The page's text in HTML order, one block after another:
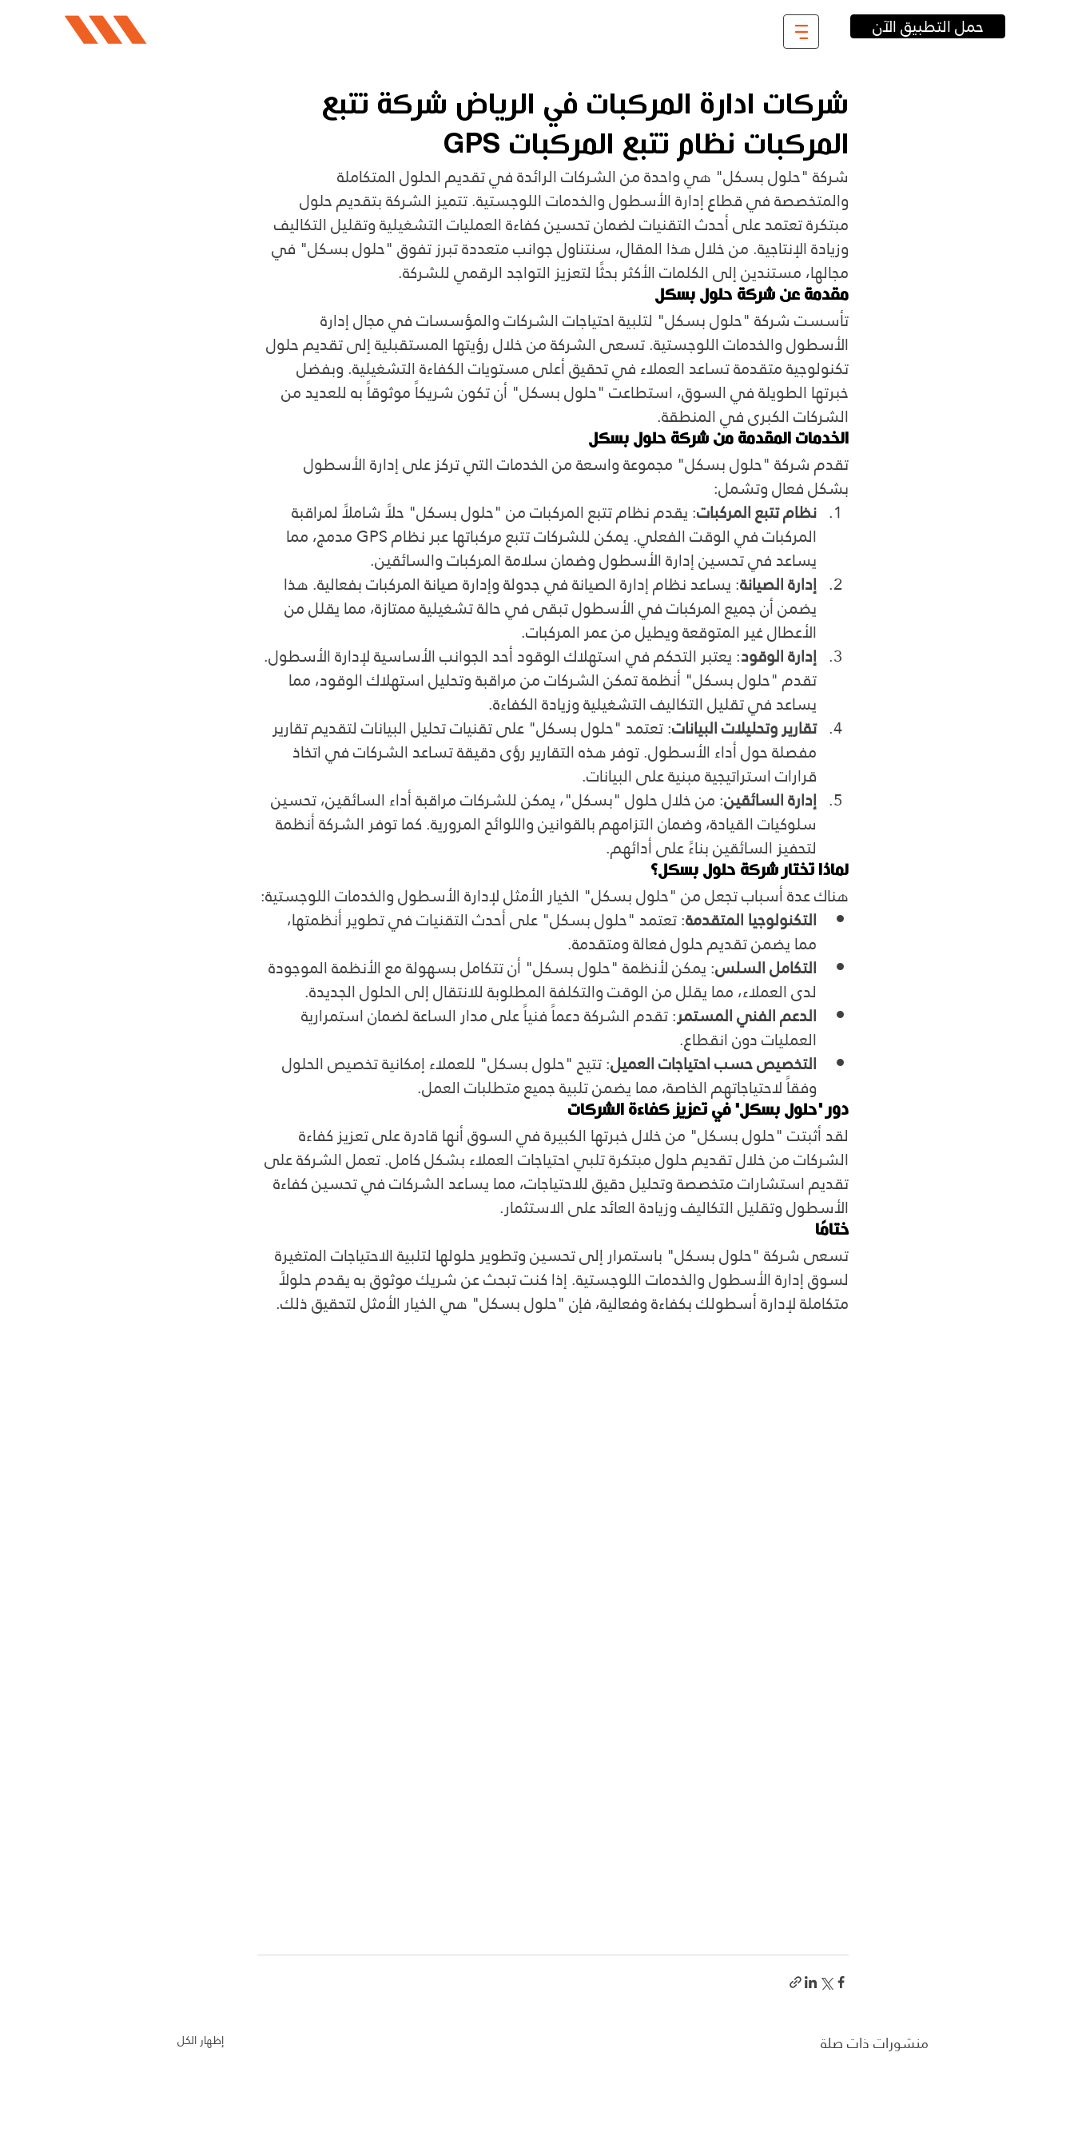
حمل التطبيق الآن
شركات ادارة المركبات في الرياض شركة تتبع
المركبات نظام تتبع المركبات GPS
شركة "حلول بسكل" هي واحدة من الشركات الرائدة في تقديم الحلول المتكاملة
والمتخصصة في قطاع إدارة الأسطول والخدمات اللوجستية. تتميز الشركة بتقديم حلول
مبتكرة تعتمد على أحدث التقنيات لضمان تحسين كفاءة العمليات التشغيلية وتقليل التكاليف
وزيادة الإنتاجية. من خلال هذا المقال، سنتناول جوانب متعددة تبرز تفوق "حلول بسكل" في
مجالها، مستندين إلى الكلمات الأكثر بحثًا لتعزيز التواجد الرقمي للشركة.
مقدمة عن شركة حلول بسكل
تأسست شركة "حلول بسكل" لتلبية احتياجات الشركات والمؤسسات في مجال إدارة
الأسطول والخدمات اللوجستية. تسعى الشركة من خلال رؤيتها المستقبلية إلى تقديم حلول
تكنولوجية متقدمة تساعد العملاء في تحقيق أعلى مستويات الكفاءة التشغيلية. وبفضل
خبرتها الطويلة في السوق، استطاعت "حلول بسكل" أن تكون شريكاً موثوقاً به للعديد من
الشركات الكبرى في المنطقة.
الخدمات المقدمة من شركة حلول بسكل
تقدم شركة "حلول بسكل" مجموعة واسعة من الخدمات التي تركز على إدارة الأسطول
بشكل فعال وتشمل:
نظام تتبع المركبات: يقدم نظام تتبع المركبات من "حلول بسكل" حلاً شاملاً لمراقبة
المركبات في الوقت الفعلي. يمكن للشركات تتبع مركباتها عبر نظام GPS مدمج، مما
يساعد في تحسين إدارة الأسطول وضمان سلامة المركبات والسائقين.
إدارة الصيانة: يساعد نظام إدارة الصيانة في جدولة وإدارة صيانة المركبات بفعالية. هذا
يضمن أن جميع المركبات في الأسطول تبقى في حالة تشغيلية ممتازة، مما يقلل من
الأعطال غير المتوقعة ويطيل من عمر المركبات.
إدارة الوقود: يعتبر التحكم في استهلاك الوقود أحد الجوانب الأساسية لإدارة الأسطول.
تقدم "حلول بسكل" أنظمة تمكن الشركات من مراقبة وتحليل استهلاك الوقود، مما
يساعد في تقليل التكاليف التشغيلية وزيادة الكفاءة.
تقارير وتحليلات البيانات: تعتمد "حلول بسكل" على تقنيات تحليل البيانات لتقديم تقارير
مفصلة حول أداء الأسطول. توفر هذه التقارير رؤى دقيقة تساعد الشركات في اتخاذ
قرارات استراتيجية مبنية على البيانات.
إدارة السائقين: من خلال حلول "بسكل"، يمكن للشركات مراقبة أداء السائقين، تحسين
سلوكيات القيادة، وضمان التزامهم بالقوانين واللوائح المرورية. كما توفر الشركة أنظمة
لتحفيز السائقين بناءً على أدائهم.
لماذا تختار شركة حلول بسكل؟
هناك عدة أسباب تجعل من "حلول بسكل" الخيار الأمثل لإدارة الأسطول والخدمات اللوجستية:
التكنولوجيا المتقدمة: تعتمد "حلول بسكل" على أحدث التقنيات في تطوير أنظمتها،
مما يضمن تقديم حلول فعالة ومتقدمة.
التكامل السلس: يمكن لأنظمة "حلول بسكل" أن تتكامل بسهولة مع الأنظمة الموجودة
لدى العملاء، مما يقلل من الوقت والتكلفة المطلوبة للانتقال إلى الحلول الجديدة.
الدعم الفني المستمر: تقدم الشركة دعماً فنياً على مدار الساعة لضمان استمرارية
العمليات دون انقطاع.
التخصيص حسب احتياجات العميل: تتيح "حلول بسكل" للعملاء إمكانية تخصيص الحلول
وفقاً لاحتياجاتهم الخاصة، مما يضمن تلبية جميع متطلبات العمل.
دور "حلول بسكل" في تعزيز كفاءة الشركات
لقد أثبتت "حلول بسكل" من خلال خبرتها الكبيرة في السوق أنها قادرة على تعزيز كفاءة
الشركات من خلال تقديم حلول مبتكرة تلبي احتياجات العملاء بشكل كامل. تعمل الشركة على
تقديم استشارات متخصصة وتحليل دقيق للاحتياجات، مما يساعد الشركات في تحسين كفاءة
الأسطول وتقليل التكاليف وزيادة العائد على الاستثمار.
ختامًا
تسعى شركة "حلول بسكل" باستمرار إلى تحسين وتطوير حلولها لتلبية الاحتياجات المتغيرة
لسوق إدارة الأسطول والخدمات اللوجستية. إذا كنت تبحث عن شريك موثوق به يقدم حلولاً
متكاملة لإدارة أسطولك بكفاءة وفعالية، فإن "حلول بسكل" هي الخيار الأمثل لتحقيق ذلك.
منشورات ذات صلة إظهار الكل